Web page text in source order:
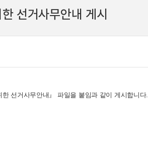
선거사무안내 게시
한 선 거사무안내』 파일을 붙임과 같이 게시합니다.